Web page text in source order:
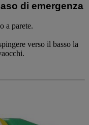
di emergenza
a parete.
verso il basso la